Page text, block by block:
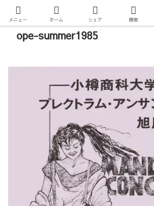
ope-summer1985
メニュー ホーム シェア 検索